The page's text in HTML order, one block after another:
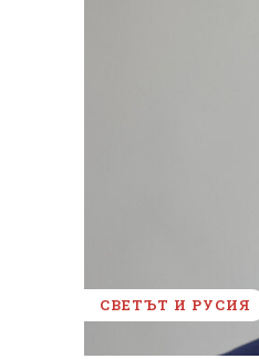
СВЕТЪТ И РУСИЯ